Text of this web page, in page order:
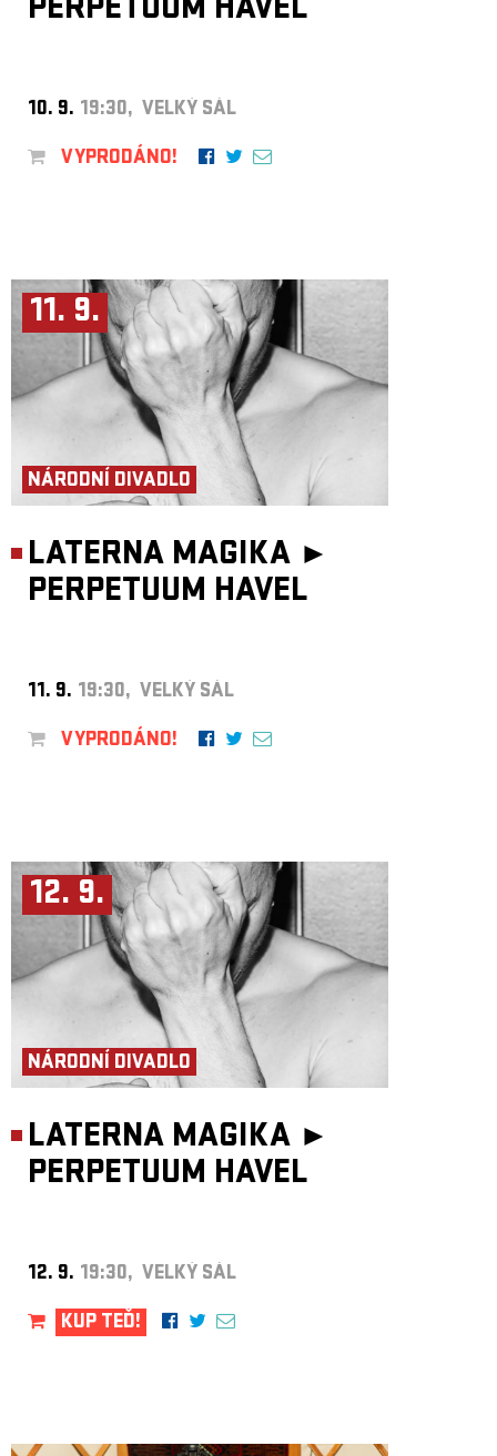
PERPETUUM HAVEL
10. 9. 19:30, VELKÝ SÁL
VYPRODÁNO!
11. 9.
NÁRODNÍ DIVADLO
LATERNA MAGIKA ►
PERPETUUM HAVEL
11. 9. 19:30, VELKÝ SÁL
VYPRODÁNO!
12. 9.
NÁRODNÍ DIVADLO
LATERNA MAGIKA ►
PERPETUUM HAVEL
12. 9. 19:30, VELKÝ SÁL
KUP TEĎ!